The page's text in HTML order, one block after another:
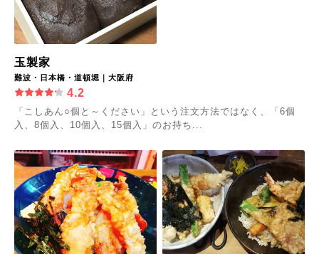
玉製家
難波・日本橋・道頓堀｜大阪府
4.2
「こしあん○個と～ください」という注文方法ではなく、「6個
入、8個入、10個入、15個入」のお持ち...